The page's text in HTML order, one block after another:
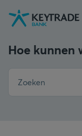
Naar
navigatie
Naar
aanmelden
Naar
inhoud
Hoe kunnen